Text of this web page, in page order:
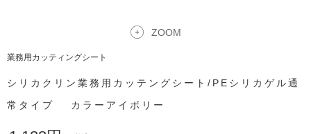
ZOOM
業務用カッティングシート
シリカクリン業務用カッテングシート/PEシリカゲル通
常タイプ カラーアイボリー